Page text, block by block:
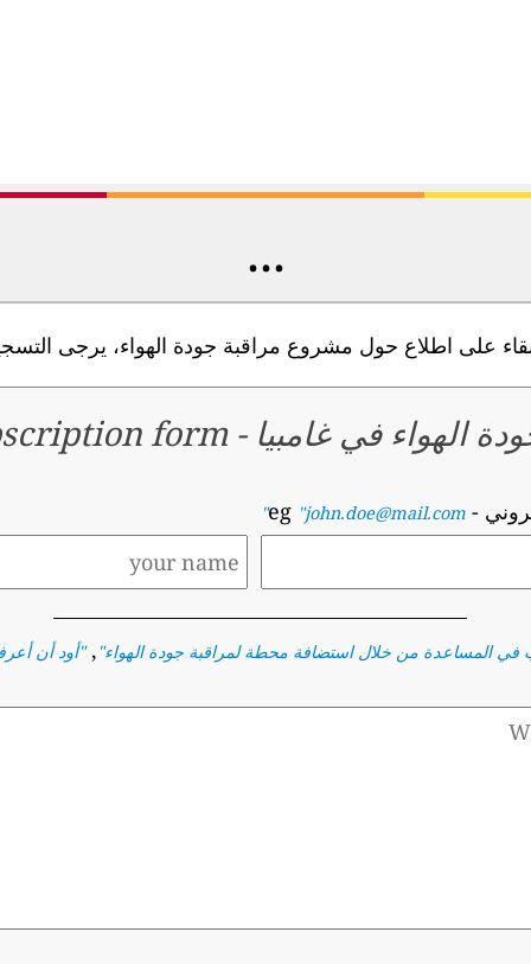
...
على اطلاع حول مشروع مراقبة جودة الهواء، يرجى
الهواء في غامبيا -
form
- eg
"john.doe@mail.com"
في المساعدة من خلال استضافة محطة لمراقبة جودة الهواء"
,
"أود أن